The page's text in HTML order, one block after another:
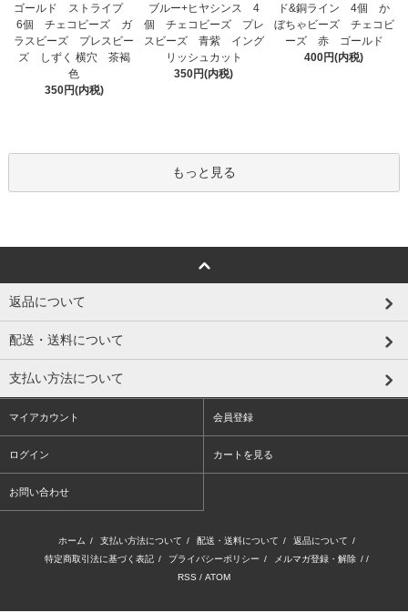
ゴールド ストライプ
6個 チェコビーズ ガ
ラスビーズ プレスビー
ズ しずく 横穴 茶褐
色
350円(内税)
ブルー+ヒヤシンス 4
個 チェコビーズ プレ
スビーズ 青紫 イング
リッシュカット
350円(内税)
ド&銅ライン 4個 か
ぼちゃビーズ チェコビ
ーズ 赤 ゴールド
400円(内税)
もっと見る
返品について
配送・送料について
支払い方法について
マイアカウント 会員登録
ログイン カートを見る
お問い合わせ
ホーム / 支払い方法について / 配送・送料について / 返品について /
特定商取引法に基づく表記 / プライバシーポリシー / メルマガ登録・解除 / /
RSS / ATOM